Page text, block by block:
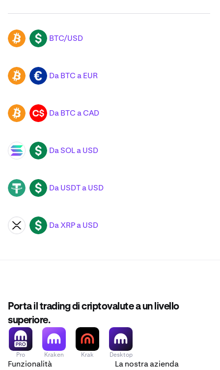
BTC USD BTC/USD
BTC EUR Da BTC a EUR
BTC CAD Da BTC a CAD
SOL USD Da SOL a USD
USDT USD Da USDT a USD
XRP USD Da XRP a USD
Porta il trading di criptovalute a un livello
superiore.
Pro Kraken Krak Desktop
Funzionalità La nostra azienda